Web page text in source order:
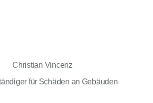
Christian Vincenz
für Schäden an Gebäuden